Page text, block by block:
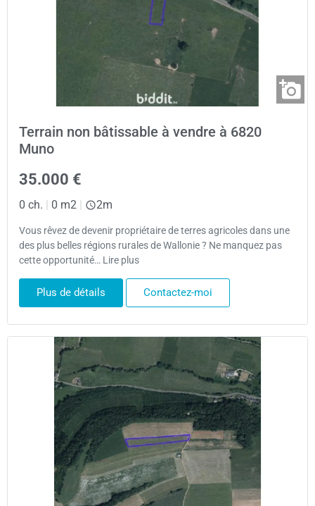
Terrain non bâtissable à vendre à 6820
Muno
35.000 €
0 ch. | 0 m2 | 2m
Vous rêvez de devenir propriétaire de terres agricoles dans une
des plus belles régions rurales de Wallonie ? Ne manquez pas
cette opportunité… Lire plus
Plus de détails Contactez-moi